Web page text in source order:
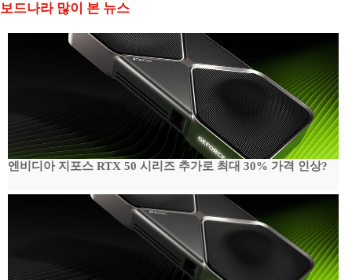
보드나라 많이 본 뉴스
엔비디아 지포스 RTX 50 시리즈 추가로 최대 30% 가격 인상?